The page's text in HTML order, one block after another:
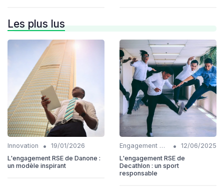
Les plus lus
Innovation •
19/01/2026
L'engagement RSE de Danone :
un modèle inspirant
Engagement communautaire •
12/06/2025
L'engagement RSE de
Decathlon : un sport
responsable